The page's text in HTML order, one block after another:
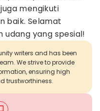
mengikuti
baik. Selamat
yang spesial!
writers and has been
We strive to provide
ensuring high
trustworthiness.